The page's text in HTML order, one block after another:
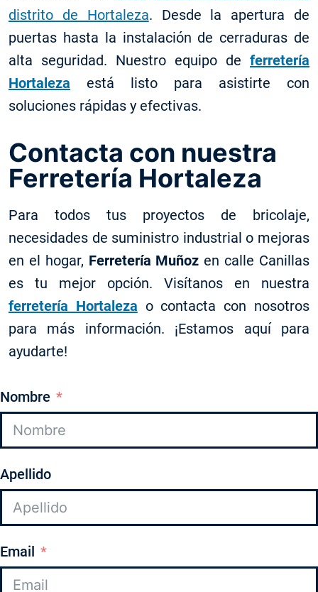
distrito de Hortaleza. Desde la apertura de
puertas hasta la instalación de cerraduras de
alta seguridad. Nuestro equipo de ferretería
Hortaleza está listo para asistirte con
soluciones rápidas y efectivas.
Contacta con nuestra
Ferretería Hortaleza
Para todos tus proyectos de bricolaje,
necesidades de suministro industrial o mejoras
en el hogar, Ferretería Muñoz en calle Canillas
es tu mejor opción. Visítanos en nuestra
ferretería Hortaleza o contacta con nosotros
para más información. ¡Estamos aquí para
ayudarte!
Nombre
Apellido
Email